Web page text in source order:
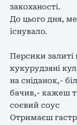
закоханості.
До цього дня,
існувало.
Персики
кукурудзяні
на сніданок,-
бачив,- кажеш
соєвий соус
Отримаєш